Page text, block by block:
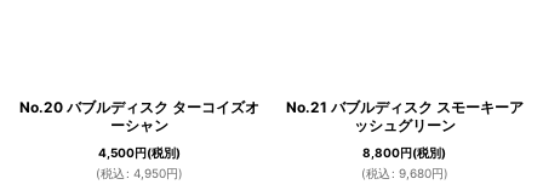
No.20 バブルディスク ターコイズオ
ーシャン
4,500円(税別)
(税込 : 4,950円)
No.21 バブルディスク スモーキーア
ッシュグリーン
8,800円(税別)
(税込 : 9,680円)